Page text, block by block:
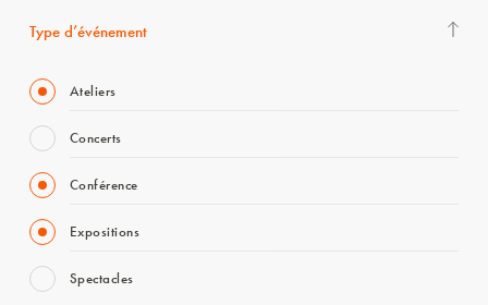
Type d’événement
Ateliers
Concerts
Conférence
Expositions
Spectacles